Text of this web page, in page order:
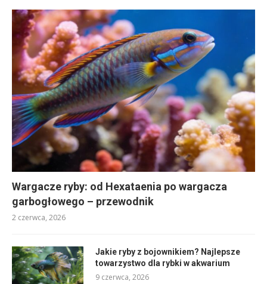
Wargacze ryby: od Hexataenia po wargacza
garbogłowego – przewodnik
2 czerwca, 2026
Jakie ryby z bojownikiem? Najlepsze
towarzystwo dla rybki w akwarium
9 czerwca, 2026